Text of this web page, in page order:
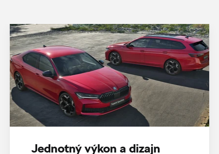
Jednotný výkon a dizajn